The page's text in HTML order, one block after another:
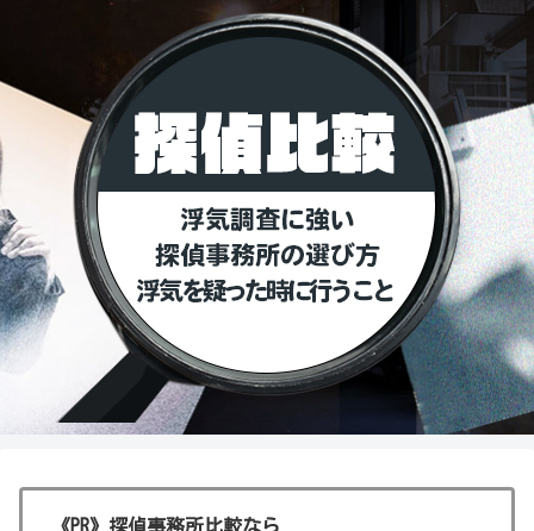
《PR》探偵事務所比較なら